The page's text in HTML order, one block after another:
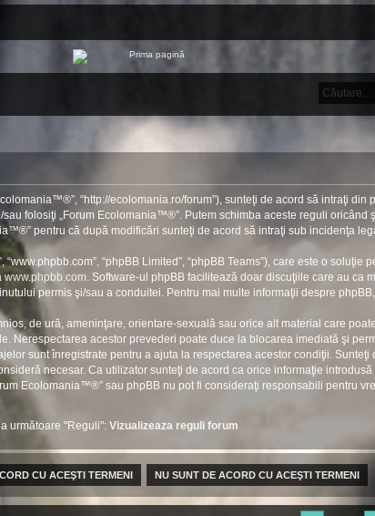
“http://ecolomania.ro/forum”), sunteţi de acord să intraţi
folosiţi „Forum Ecolomania™®”. Putem schimba aceste reguli oricând
pentru că după modificări sunteţi de acord să intraţi sub incidenţa
“phpBB Limited”, “phpBB Teams”), care este o soluţie
www.phpbb.com . Software-ul phpBB facilitează doar discuţiile care au
permis şi/sau a conduitei. Pentru mai multe informaţii despre
de ură, ameninţare, orientare-sexuală sau orice alt material care
Nerespectarea acestor prevederi poate duce la blocarea imediată şi
sunt înregistrate pentru a ajuta la respectarea acestor condiţii.
necesar. Ca utilizator sunteţi de acord ca orice informaţie
Ecolomania™®” sau phpBB nu pot fi consideraţi responsabili pentru
următoare "Reguli": Vizualizeaza reguli forum